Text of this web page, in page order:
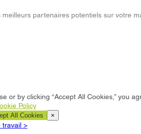
meilleurs partenaires potentiels sur votre
or by clicking “Accept All Cookies,” you
Policy
All Cookies ×
travail >